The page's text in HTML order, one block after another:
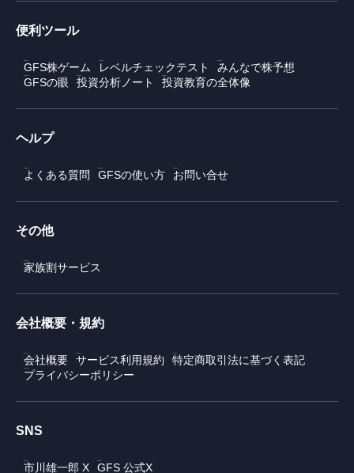
便利ツール
GFS株ゲーム レベルチェックテスト
みんなで株予想
GFSの眼
投資分析ノート 投資教育の全体像
ヘルプ
よくある質問 GFSの使い方 お問い合せ
その他
家族割サービス
会社概要・規約
会社概要 サービス利用規約
特定商取引法に基づく表記
プライバシーポリシー
SNS
市川雄一郎 X GFS 公式X